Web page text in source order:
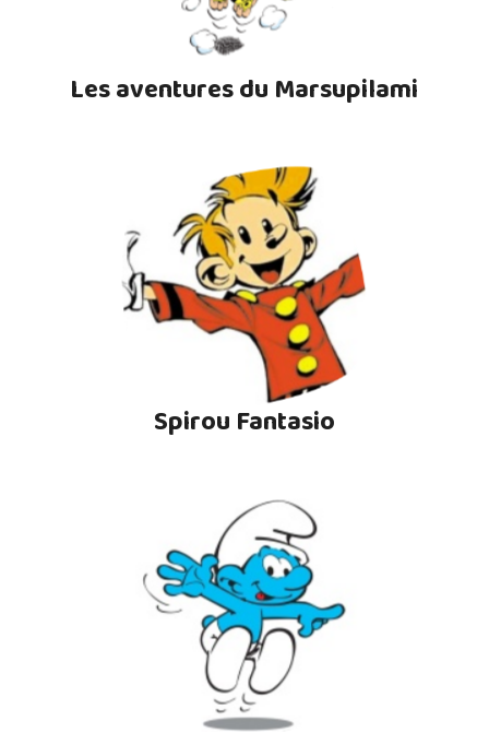
Les aventures du Marsupilami
Spirou Fantasio